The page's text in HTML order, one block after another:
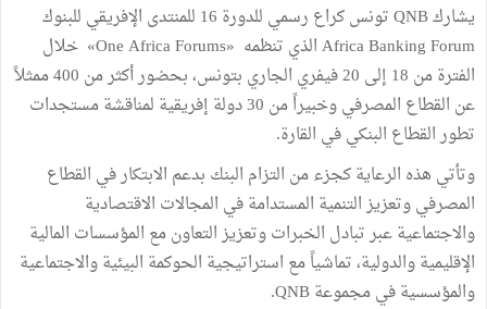
يشارك QNB تونس كراع رسمي للدورة 16 للمنتدى الإفريقي للبنوك
Africa Banking Forum الذي تنظمه «One Africa Forums» خلال
الفترة من 18 إلى 20 فيفري الجاري بتونس، بحضور أكثر من 400 ممثلاً
عن القطاع المصرفي وخبيراً من 30 دولة إفريقية لمناقشة مستجدات
تطور القطاع البنكي في القارة.
وتأتي هذه الرعاية كجزء من التزام البنك بدعم الابتكار في القطاع
المصرفي وتعزيز التنمية المستدامة في المجالات الاقتصادية
والاجتماعية عبر تبادل الخبرات وتعزيز التعاون مع المؤسسات المالية
الإقليمية والدولية، تماشياً مع استراتيجية الحوكمة البيئية والاجتماعية
والمؤسسية في مجموعة QNB.